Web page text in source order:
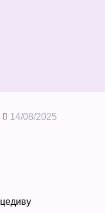
14/08/2025